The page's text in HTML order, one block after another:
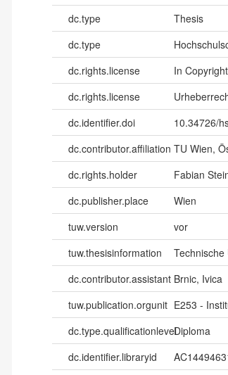
dc.type
Thesis
dc.type
dc.rights.license
In Copyright
dc.rights.license
dc.identifier.doi
10.34726/
dc.contributor.affiliation TU Wien,
dc.rights.holder
Fabian
dc.publisher.place
Wien
tuw.version
vor
tuw.thesisinformation
Technische
dc.contributor.assistant Brnic, Ivica
tuw.publication.orgunit E253 -
dc.type.qualificationlevelDiploma
dc.identifier.libraryid